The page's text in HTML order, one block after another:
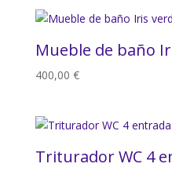
Mueble de baño
400,00 €
Triturador WC 4